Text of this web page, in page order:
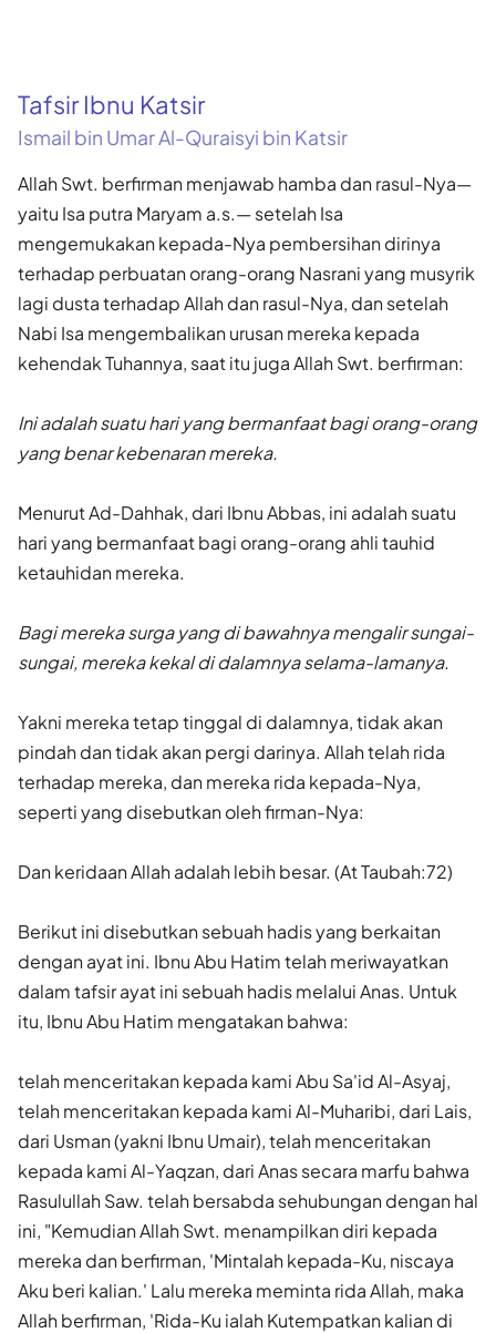
Tafsir Ibnu Katsir
Ismail bin Umar Al-Quraisyi bin Katsir
Allah Swt. berfirman menjawab hamba dan rasul-Nya—
yaitu Isa putra Maryam a.s.— setelah Isa
mengemukakan kepada-Nya pembersihan dirinya
terhadap perbuatan orang-orang Nasrani yang musyrik
lagi dusta terhadap Allah dan rasul-Nya, dan setelah
Nabi Isa mengembalikan urusan mereka kepada
kehendak Tuhannya, saat itu juga Allah Swt. berfirman:
Ini adalah suatu hari yang bermanfaat bagi orang-orang
yang benar kebenaran mereka.
Menurut Ad-Dahhak, dari Ibnu Abbas, ini adalah suatu
hari yang bermanfaat bagi orang-orang ahli tauhid
ketauhidan mereka.
Bagi mereka surga yang di bawahnya mengalir sungai-
sungai, mereka kekal di dalamnya selama-lamanya.
Yakni mereka tetap tinggal di dalamnya, tidak akan
pindah dan tidak akan pergi darinya. Allah telah rida
terhadap mereka, dan mereka rida kepada-Nya,
seperti yang disebutkan oleh firman-Nya:
Dan keridaan Allah adalah lebih besar. (At Taubah:72)
Berikut ini disebutkan sebuah hadis yang berkaitan
dengan ayat ini. Ibnu Abu Hatim telah meriwayatkan
dalam tafsir ayat ini sebuah hadis melalui Anas. Untuk
itu, Ibnu Abu Hatim mengatakan bahwa:
telah menceritakan kepada kami Abu Sa'id Al-Asyaj,
telah menceritakan kepada kami Al-Muharibi, dari Lais,
dari Usman (yakni Ibnu Umair), telah menceritakan
kepada kami Al-Yaqzan, dari Anas secara marfu bahwa
Rasulullah Saw. telah bersabda sehubungan dengan hal
ini, "Kemudian Allah Swt. menampilkan diri kepada
mereka dan berfirman, 'Mintalah kepada-Ku, niscaya
Aku beri kalian.' Lalu mereka meminta rida Allah, maka
Allah berfirman, 'Rida-Ku ialah Kutempatkan kalian di